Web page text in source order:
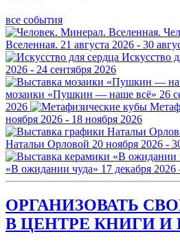
все события
Вселенная. 21 августа 2026 - 30
Искусство
2026 - 24 сентября 2026
мозаики «Пушкин — наше всё» 26
2026
ноября 2026 - 18 ноября 2026
Натальи Орловой 20 ноября 2026 -
«В ожидании чуда» 17 декабря 2026
ОРГАНИЗОВАТЬ
В ЦЕНТРЕ КНИГИ И